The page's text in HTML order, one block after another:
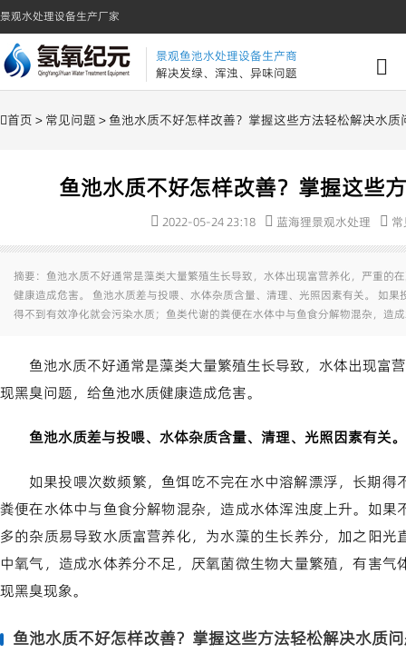
景观水处理设备生产厂家
景观鱼池水处理设备生产商
解决发绿、浑浊、异味问题
首页 > 常见问题 > 鱼池水质不好怎样改善？掌握这些方法轻松解决水质
鱼池水质不好怎样改善？掌握这些
2022-05-24 23:18 蓝海狸景观水处理
摘要：鱼池水质不好通常是藻类大量繁殖生长导致，水体出现富营养化，严重的
健康造成危害。 鱼池水质差与投喂、水体杂质含量、清理、光照因素有关。 如
得不到有效净化就会污染水质；鱼类代谢的粪便在水体中与鱼食分解物混杂，造
鱼池水质不好通常是藻类大量繁殖生长导致，水体出现富
现黑臭问题，给鱼池水质健康造成危害。
鱼池水质差与投喂、水体杂质含量、清理、光照因素有关。
如果投喂次数频繁，鱼饵吃不完在水中溶解漂浮，长期
粪便在水体中与鱼食分解物混杂，造成水体浑浊度上升。如
多的杂质易导致水质富营养化，为水藻的生长养分，加之阳
中氧气，造成水体养分不足，厌氧菌微生物大量繁殖，有害
现黑臭现象。
鱼池水质不好怎样改善？掌握这些方法轻松解决水质